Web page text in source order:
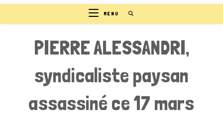
MENU
PIERRE ALESSANDRI,
syndicaliste paysan
assassiné ce 17 mars